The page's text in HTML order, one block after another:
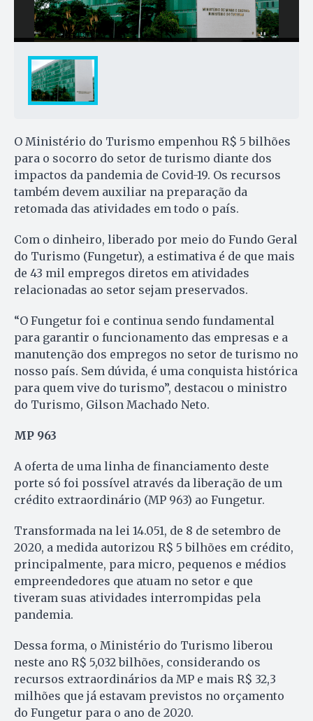
O Ministério do Turismo empenhou R$ 5 bilhões
para o socorro do setor de turismo diante dos
impactos da pandemia de Covid-19. Os recursos
também devem auxiliar na preparação da
retomada das atividades em todo o país.
Com o dinheiro, liberado por meio do Fundo Geral
do Turismo (Fungetur), a estimativa é de que mais
de 43 mil empregos diretos em atividades
relacionadas ao setor sejam preservados.
“O Fungetur foi e continua sendo fundamental
para garantir o funcionamento das empresas e a
manutenção dos empregos no setor de turismo no
nosso país. Sem dúvida, é uma conquista histórica
para quem vive do turismo”, destacou o ministro
do Turismo, Gilson Machado Neto.
MP 963
A oferta de uma linha de financiamento deste
porte só foi possível através da liberação de um
crédito extraordinário (MP 963) ao Fungetur.
Transformada na lei 14.051, de 8 de setembro de
2020, a medida autorizou R$ 5 bilhões em crédito,
principalmente, para micro, pequenos e médios
empreendedores que atuam no setor e que
tiveram suas atividades interrompidas pela
pandemia.
Dessa forma, o Ministério do Turismo liberou
neste ano R$ 5,032 bilhões, considerando os
recursos extraordinários da MP e mais R$ 32,3
milhões que já estavam previstos no orçamento
do Fungetur para o ano de 2020.